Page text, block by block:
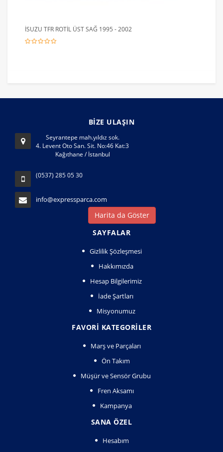
İSUZU TFR ROTİL ÜST SAĞ 1995 - 2002
BİZE ULAŞIN
Seyrantepe mah.yıldız sok.
4. Levent Oto San. Sit. No:46 Kat:3
Kağıthane / İstanbul
(0537) 285 05 30
info@expressparca.com
Harita da Göster
SAYFALAR
Gizlilik Şözleşmesi
Hakkımızda
Hesap Bilgilerimiz
İade Şartları
Misyonumuz
FAVORI KATEGORILER
Marş ve Parçaları
Ön Takım
Müşür ve Sensör Grubu
Fren Aksamı
Kampanya
SANA ÖZEL
Hesabım